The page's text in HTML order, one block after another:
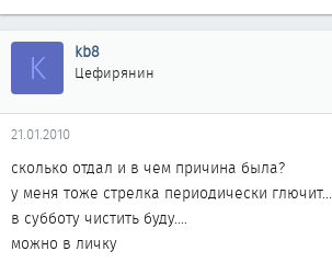
K kb8
Цефирянин
21.01.2010
сколько отдал и в чем причина была?
у меня тоже стрелка периодически глючит...
в субботу чистить буду....
можно в личку